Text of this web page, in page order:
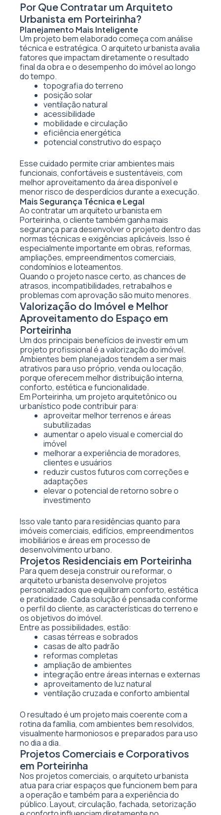
Por Que Contratar um Arquiteto
Urbanista em Porteirinha?
Planejamento Mais Inteligente
Um projeto bem elaborado começa com análise
técnica e estratégica. O arquiteto urbanista avalia
fatores que impactam diretamente o resultado
final da obra e o desempenho do imóvel ao longo
do tempo.
topografia do terreno
posição solar
ventilação natural
acessibilidade
mobilidade e circulação
eficiência energética
potencial construtivo do espaço
Esse cuidado permite criar ambientes mais
funcionais, confortáveis e sustentáveis, com
melhor aproveitamento da área disponível e
menor risco de desperdícios durante a execução.
Mais Segurança Técnica e Legal
Ao contratar um arquiteto urbanista em
Porteirinha, o cliente também ganha mais
segurança para desenvolver o projeto dentro das
normas técnicas e exigências aplicáveis. Isso é
especialmente importante em obras, reformas,
ampliações, empreendimentos comerciais,
condomínios e loteamentos.
Quando o projeto nasce certo, as chances de
atrasos, incompatibilidades, retrabalhos e
problemas com aprovação são muito menores.
Valorização do Imóvel e Melhor
Aproveitamento do Espaço em
Porteirinha
Um dos principais benefícios de investir em um
projeto profissional é a valorização do imóvel.
Ambientes bem planejados tendem a ser mais
atrativos para uso próprio, venda ou locação,
porque oferecem melhor distribuição interna,
conforto, estética e funcionalidade.
Em Porteirinha, um projeto arquitetônico ou
urbanístico pode contribuir para:
aproveitar melhor terrenos e áreas
subutilizadas
aumentar o apelo visual e comercial do
imóvel
melhorar a experiência de moradores,
clientes e usuários
reduzir custos futuros com correções e
adaptações
elevar o potencial de retorno sobre o
investimento
Isso vale tanto para residências quanto para
imóveis comerciais, edifícios, empreendimentos
imobiliários e áreas em processo de
desenvolvimento urbano.
Projetos Residenciais em Porteirinha
Para quem deseja construir ou reformar, o
arquiteto urbanista desenvolve projetos
personalizados que equilibram conforto, estética
e praticidade. Cada solução é pensada conforme
o perfil do cliente, as características do terreno e
os objetivos do imóvel.
Entre as possibilidades, estão:
casas térreas e sobrados
casas de alto padrão
reformas completas
ampliação de ambientes
integração entre áreas internas e externas
aproveitamento de luz natural
ventilação cruzada e conforto ambiental
O resultado é um projeto mais coerente com a
rotina da família, com ambientes bem resolvidos,
visualmente harmoniosos e preparados para uso
no dia a dia.
Projetos Comerciais e Corporativos
em Porteirinha
Nos projetos comerciais, o arquiteto urbanista
atua para criar espaços que funcionem bem para
a operação e também para a experiência do
público. Layout, circulação, fachada, setorização